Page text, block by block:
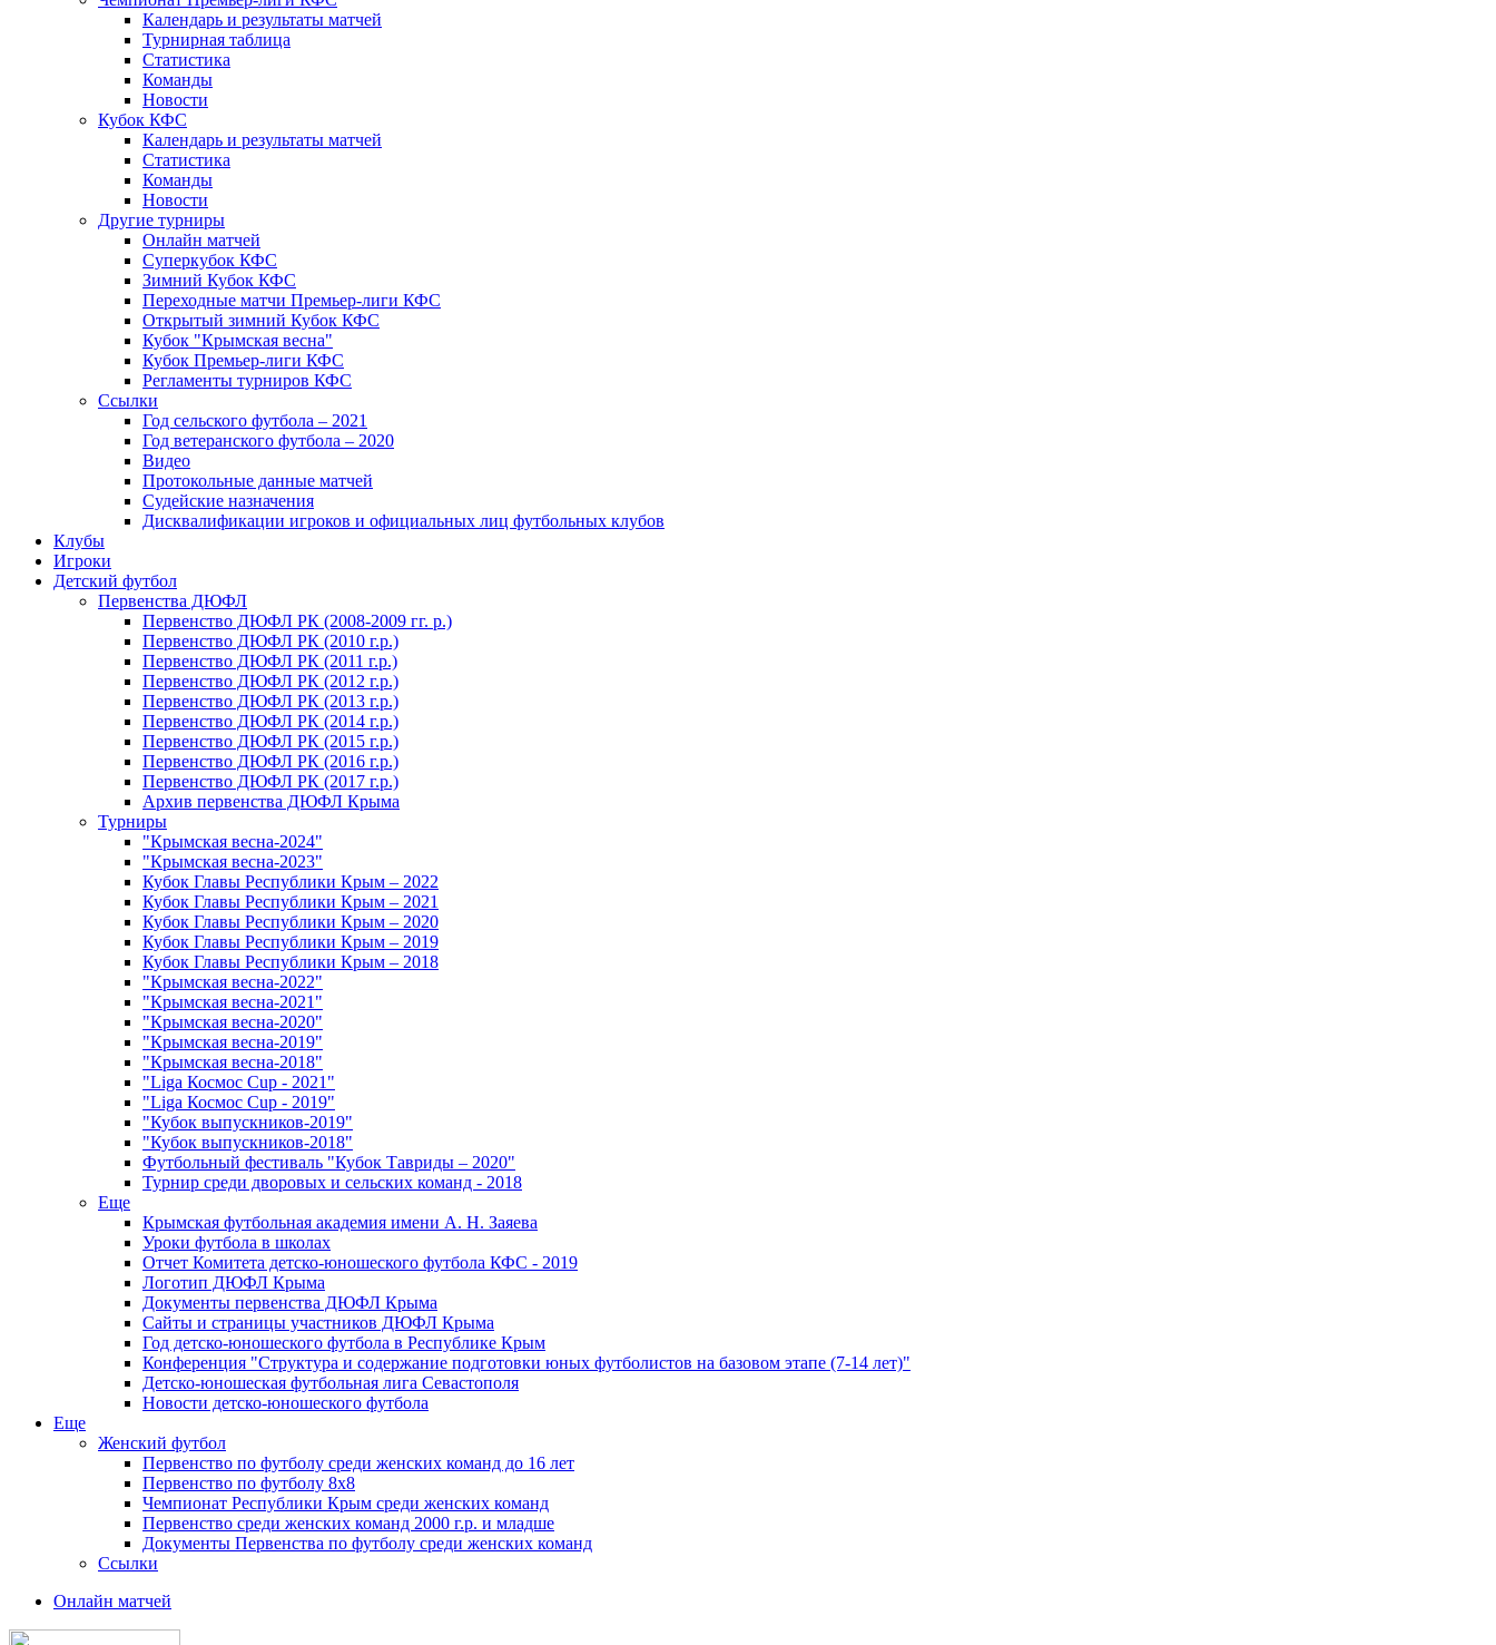
Календарь и результаты матчей
Турнирная таблица
Статистика
Команды
Новости
Кубок КФС
Календарь и результаты матчей
Статистика
Команды
Новости
Другие турниры
Онлайн матчей
Суперкубок КФС
Зимний Кубок КФС
Переходные матчи Премьер-лиги КФС
Открытый зимний Кубок КФС
Кубок "Крымская весна"
Кубок Премьер-лиги КФС
Регламенты турниров КФС
Ссылки
Год сельского футбола – 2021
Год ветеранского футбола – 2020
Видео
Протокольные данные матчей
Судейские назначения
Дисквалификации игроков и официальных лиц футбольных клубов
Клубы
Игроки
Детский футбол
Первенства ДЮФЛ
Первенство ДЮФЛ РК (2008-2009 гг. р.)
Первенство ДЮФЛ РК (2010 г.р.)
Первенство ДЮФЛ РК (2011 г.р.)
Первенство ДЮФЛ РК (2012 г.р.)
Первенство ДЮФЛ РК (2013 г.р.)
Первенство ДЮФЛ РК (2014 г.р.)
Первенство ДЮФЛ РК (2015 г.р.)
Первенство ДЮФЛ РК (2016 г.р.)
Первенство ДЮФЛ РК (2017 г.р.)
Архив первенства ДЮФЛ Крыма
Турниры
"Крымская весна-2024"
"Крымская весна-2023"
Кубок Главы Республики Крым – 2022
Кубок Главы Республики Крым – 2021
Кубок Главы Республики Крым – 2020
Кубок Главы Республики Крым – 2019
Кубок Главы Республики Крым – 2018
"Крымская весна-2022"
"Крымская весна-2021"
"Крымская весна-2020"
"Крымская весна-2019"
"Крымская весна-2018"
"Liga Космос Cup - 2021"
"Liga Космос Cup - 2019"
"Кубок выпускников-2019"
"Кубок выпускников-2018"
Футбольный фестиваль "Кубок Тавриды – 2020"
Турнир среди дворовых и сельских команд - 2018
Еще
Крымская футбольная академия имени А. Н. Заяева
Уроки футбола в школах
Отчет Комитета детско-юношеского футбола КФС - 2019
Логотип ДЮФЛ Крыма
Документы первенства ДЮФЛ Крыма
Сайты и страницы участников ДЮФЛ Крыма
Год детско-юношеского футбола в Республике Крым
Конференция "Структура и содержание подготовки юных футболистов на базовом этапе (7-14 лет)"
Детско-юношеская футбольная лига Севастополя
Новости детско-юношеского футбола
Еще
Женский футбол
Первенство по футболу среди женских команд до 16 лет
Первенство по футболу 8х8
Чемпионат Республики Крым среди женских команд
Первенство среди женских команд 2000 г.р. и младше
Документы Первенства по футболу среди женских команд
Ссылки
Онлайн матчей